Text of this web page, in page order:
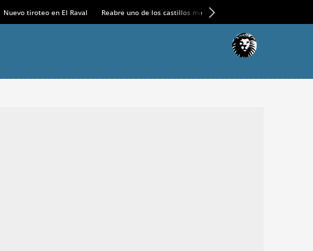
Nuevo tiroteo en El Raval Reabre uno de los castillos medievales más espectaculares